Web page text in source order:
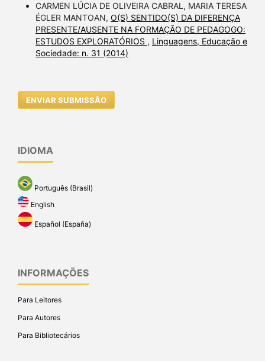
CARMEN LÚCIA DE OLIVEIRA CABRAL, MARIA TERESA
ÉGLER MANTOAN, O(S) SENTIDO(S) DA DIFERENÇA
PRESENTE/AUSENTE NA FORMAÇÃO DE PEDAGOGO:
ESTUDOS EXPLORATÓRIOS , Linguagens, Educação e
Sociedade: n. 31 (2014)
ENVIAR SUBMISSÃO
IDIOMA
Português (Brasil)
English
Español (España)
INFORMAÇÕES
Para Leitores
Para Autores
Para Bibliotecários